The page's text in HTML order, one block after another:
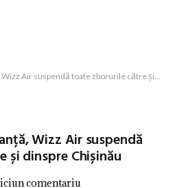
suspendă toate zborurile către și dinspre Chișinău
Wizz Air suspendă
dinspre Chișinău
comentariu